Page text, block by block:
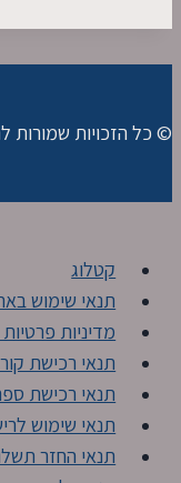
© כל הזכויות שמורות לנחמה
קטלוג
תנאי שימוש
מדיניות
תנאי רכישת
תנאי רכישת
תנאי שימוש
תנאי החזר